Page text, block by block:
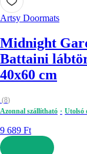
Artsy Doormats
Midnight
Battaini
40x60 cm
(8)
Azonnal szállítható
Utolsó
9 689 Ft